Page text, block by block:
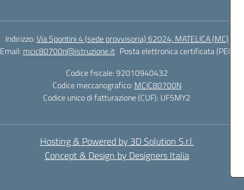
Indirizzo:Via Spontini 4 (sede provvisoria) 62024, MATELICA (MC)
Email: mcic80700n@istruzione.it Posta elettronica certificata (PEC):
Codice fiscale: 92010940432
Codice meccanografico: MCIC80700N
Codice unico di fatturazione (CUF): UF5MY2
Hosting & Powered by 3D Solution S.r.l.
Concept & Design by Designers Italia